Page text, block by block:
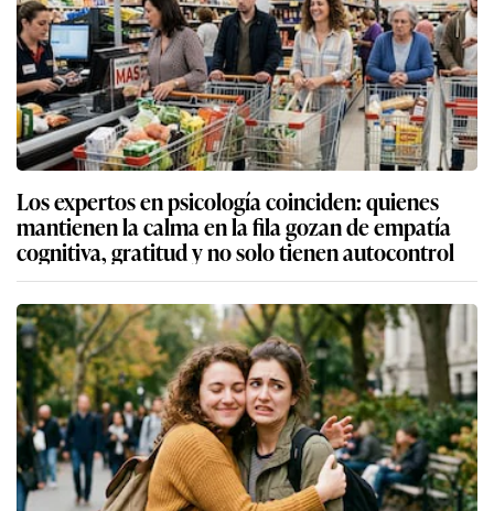
Los expertos en psicología coinciden: quienes
mantienen la calma en la fila gozan de empatía
cognitiva, gratitud y no solo tienen autocontrol